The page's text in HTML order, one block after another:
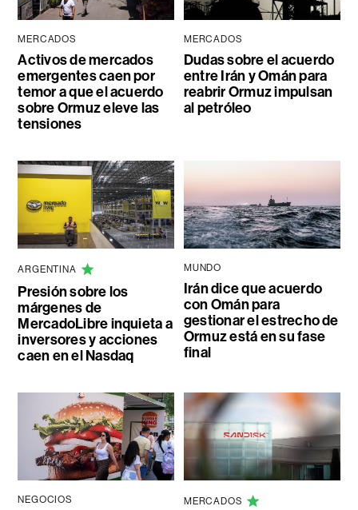
MERCADOS
Activos de mercados
emergentes caen por
temor a que el acuerdo
sobre Ormuz eleve las
tensiones
MERCADOS
Dudas sobre el acuerdo
entre Irán y Omán para
reabrir Ormuz impulsan
al petróleo
ARGENTINA
Presión sobre los
márgenes de
MercadoLibre inquieta a
inversores y acciones
caen en el Nasdaq
MUNDO
Irán dice que acuerdo
con Omán para
gestionar el estrecho de
Ormuz está en su fase
final
NEGOCIOS MERCADOS